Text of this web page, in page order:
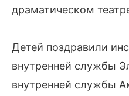
драматическом
Детей поздравили
внутренней службы
внутренней службы